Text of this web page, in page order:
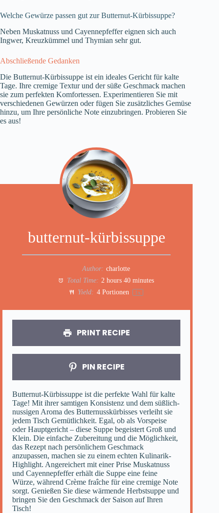
Welche Gewürze passen gut zur Butternut-Kürbissuppe?
Neben Muskatnuss und Cayennepfeffer eignen sich auch
Ingwer, Kreuzkümmel und Thymian sehr gut.
Abschließende Gedanken
Die Butternut-Kürbissuppe ist ein ideales Gericht für kalte
Tage. Ihre cremige Textur und der süße Geschmack machen
sie zum perfekten Komfortessen. Experimentieren Sie mit
verschiedenen Gewürzen oder fügen Sie zusätzliches Gemüse
hinzu, um Ihre persönliche Note einzubringen. Probieren Sie
es aus!
butternut-kürbissuppe
Author: charlotte
Total Time: 2 hours 40 minutes
Yield: 4Portionen 1x
PRINT RECIPE
PIN RECIPE
Butternut-Kürbissuppe ist die perfekte Wahl für kalte
Tage! Mit ihrer samtigen Konsistenz und dem süßlich-
nussigen Aroma des Butternusskürbisses verleiht sie
jedem Tisch Gemütlichkeit. Egal, ob als Vorspeise
oder Hauptgericht – diese Suppe begeistert Groß und
Klein. Die einfache Zubereitung und die Möglichkeit,
das Rezept nach persönlichem Geschmack
anzupassen, machen sie zu einem echten Kulinarik-
Highlight. Angereichert mit einer Prise Muskatnuss
und Cayennepfeffer erhält die Suppe eine feine
Würze, während Crème fraîche für eine cremige Note
sorgt. Genießen Sie diese wärmende Herbstsuppe und
bringen Sie den Geschmack der Saison auf Ihren
Tisch!